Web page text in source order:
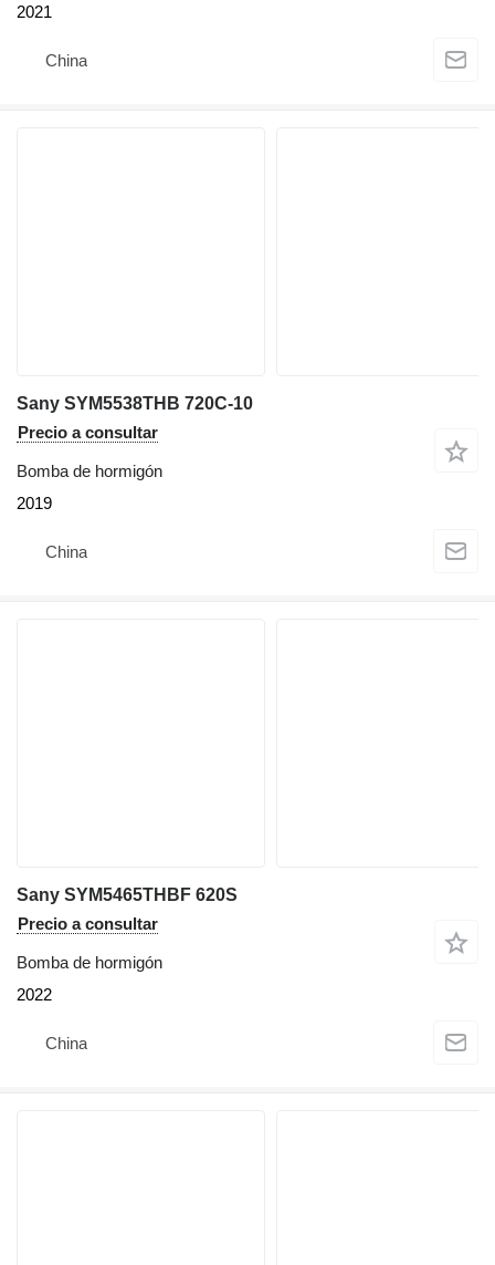
2021
China
Sany SYM5538THB 720C-10
Precio a consultar
Bomba de hormigón
2019
China
Sany SYM5465THBF 620S
Precio a consultar
Bomba de hormigón
2022
China